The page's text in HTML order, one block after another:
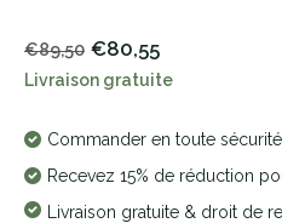
€89,50 €80,55
Livraison gratuite
Commander en toute
Recevez 15% de réduction
Livraison gratuite & droit de